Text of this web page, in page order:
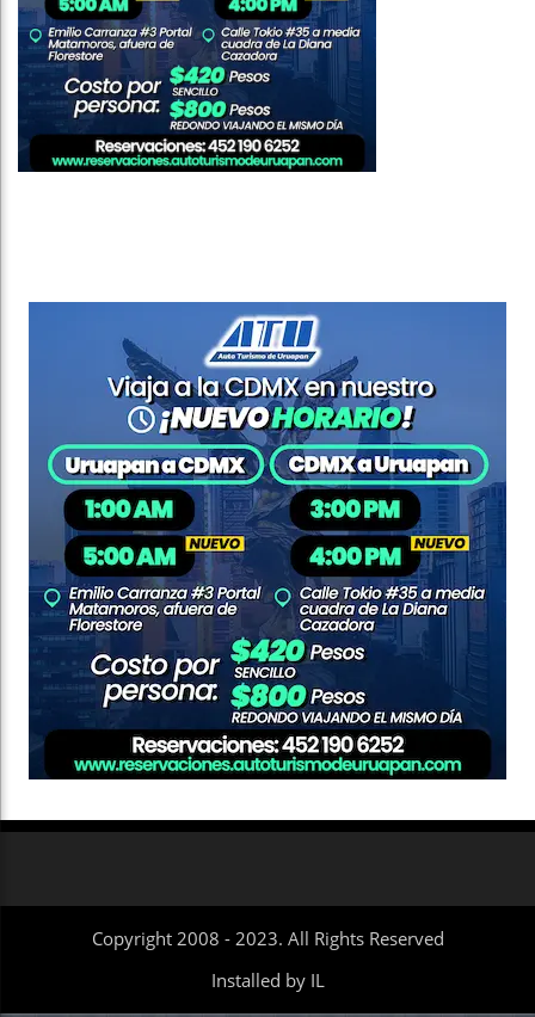
Copyright 2008 - 2023. All Rights Reserved
Installed by IL